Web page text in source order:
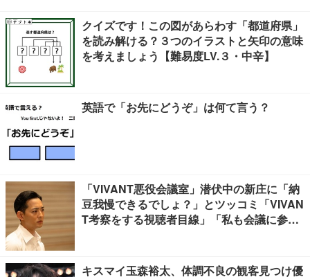
クイズです！この図があらわす「都道府県」
を読み解ける？３つのイラストと矢印の意味
を考えましょう【難易度LV.３・中辛】
英語で「お先にどうぞ」は何て言う？
「VIVANT悪役会議室」潜伏中の新庄に「納
豆我慢できるでしょ？」とツッコミ「VIVAN
T考察をする視聴者目線」「私も会議に参加
キスマイ玉森裕太、体調不良の観客見つけ優